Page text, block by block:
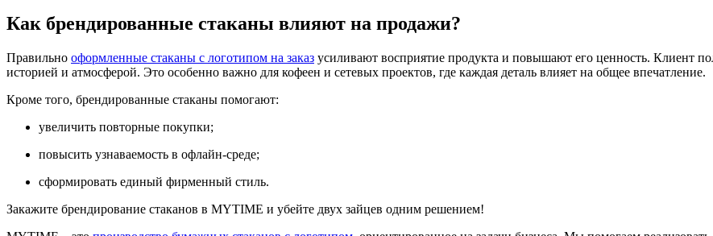
Как брендированные стаканы влияют на продажи?
Правильно оформленные стаканы с логотипом на заказ усиливают восприятие продукта и повышают его ценность. Клиент
историей и атмосферой. Это особенно важно для кофеен и сетевых проектов, где каждая деталь влияет на общее впечатление.
Кроме того, брендированные стаканы помогают:
увеличить повторные покупки;
повысить узнаваемость в офлайн-среде;
сформировать единый фирменный стиль.
Закажите брендирование стаканов в MYTIME и убейте двух зайцев одним решением!